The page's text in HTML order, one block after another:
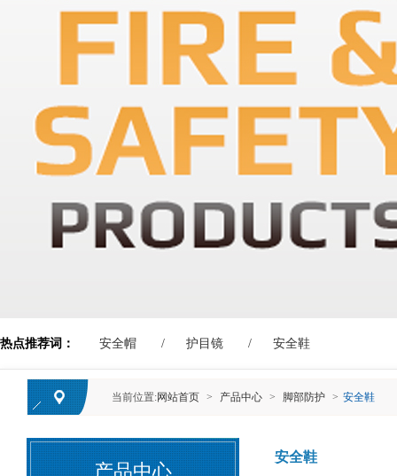
热点推荐词： 安全帽 护目镜 安全鞋
当前位置:网站首页 > 产品中心 > 脚部防护 > 安全鞋
产品中心
安全鞋